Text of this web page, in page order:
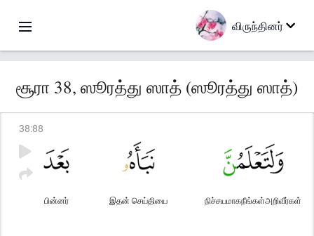
விருந்தினர்
சூரா 38, ஸூரத்து ஸாத் (ஸூரத்து ஸாத்)
38:88
நிச்சயமாகநீங்கள்அறிவீர்கள்
இதன் செய்தியை
பின்னர்